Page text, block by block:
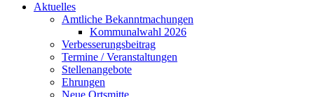
Aktuelles
Amtliche Bekanntmachungen
Kommunalwahl 2026
Verbesserungsbeitrag
Termine / Veranstaltungen
Stellenangebote
Ehrungen
Neue Ortsmitte